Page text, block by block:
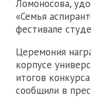
Ломоносова,
«Семья
фестивале
Церемония
корпусе
итогов
сообщили в